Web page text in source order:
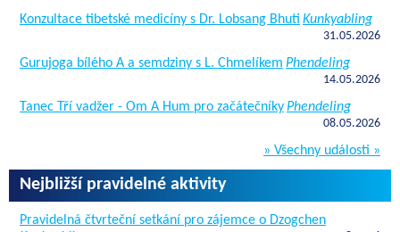
Konzultace tibetské medicíny s Dr. Lobsang Bhuti Kunkyabling
31.05.2026
Gurujoga bílého A a semdziny s L. Chmelíkem Phendeling
14.05.2026
Tanec Tří vadžer - Om A Hum pro začátečníkyPhendeling
08.05.2026
» Všechny události »
Nejbližší pravidelné aktivity
Pravidelná čtvrteční setkání pro zájemce o Dzogchen